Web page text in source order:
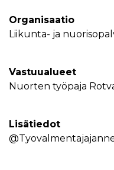
Organisaatio
Liikunta- ja
Vastuualueet
Nuorten työpaja
Lisätiedot